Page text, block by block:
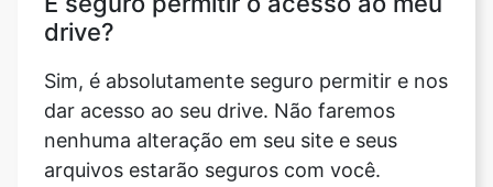
dar acesso ao seu drive. Não faremos
nenhuma alteração em seu site e seus
arquivos estarão seguros com você.
Como posso fazer upload de